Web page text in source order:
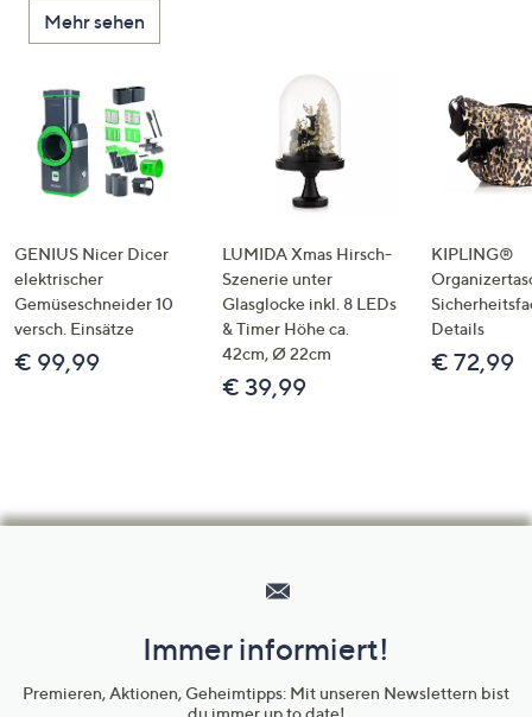
Mehr sehen
GENIUS Nicer Dicer
elektrischer
Gemüseschneider 10
versch. Einsätze
€ 99,99
LUMIDA Xmas Hirsch-
Szenerie unter
Glasglocke inkl. 8 LEDs
& Timer Höhe ca.
42cm, Ø 22cm
€ 39,99
KIPLING®
Details
€ 72,99
Unternehmensinformationen
Immer informiert!
Premieren, Aktionen, Geheimtipps: Mit unseren Newslettern bist
du immer up to date!